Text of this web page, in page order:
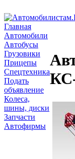
Главная
Автомобили
Автобусы
Грузовики
Прицепы
Спецтехника
Подать
объявление
Колеса,
шины, диски
Запчасти
Автофирмы